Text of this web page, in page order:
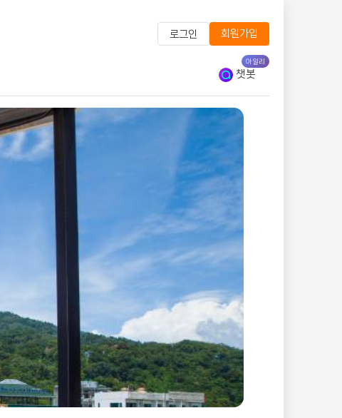
로그인 회원가입
챗봇
아일리